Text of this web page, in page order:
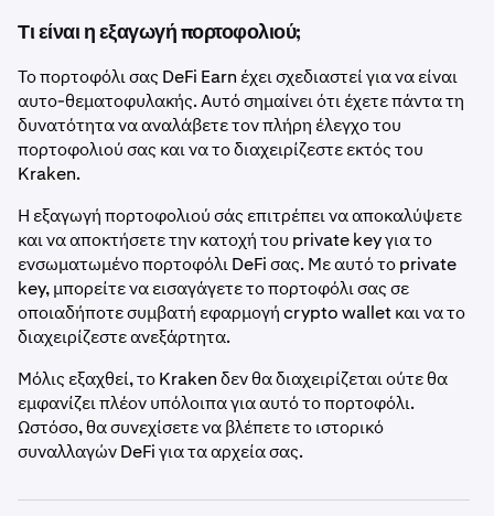
Τι είναι η εξαγωγή πορτοφολιού;
Το πορτοφόλι σας DeFi Earn έχει σχεδιαστεί για να είναι
αυτο-θεματοφυλακής. Αυτό σημαίνει ότι έχετε πάντα τη
δυνατότητα να αναλάβετε τον πλήρη έλεγχο του
πορτοφολιού σας και να το διαχειρίζεστε εκτός του
Kraken.
Η εξαγωγή πορτοφολιού σάς επιτρέπει να αποκαλύψετε
και να αποκτήσετε την κατοχή του private key για το
ενσωματωμένο πορτοφόλι DeFi σας. Με αυτό το private
key, μπορείτε να εισαγάγετε το πορτοφόλι σας σε
οποιαδήποτε συμβατή εφαρμογή crypto wallet και να το
διαχειρίζεστε ανεξάρτητα.
Μόλις εξαχθεί, το Kraken δεν θα διαχειρίζεται ούτε θα
εμφανίζει πλέον υπόλοιπα για αυτό το πορτοφόλι.
Ωστόσο, θα συνεχίσετε να βλέπετε το ιστορικό
συναλλαγών DeFi για τα αρχεία σας.